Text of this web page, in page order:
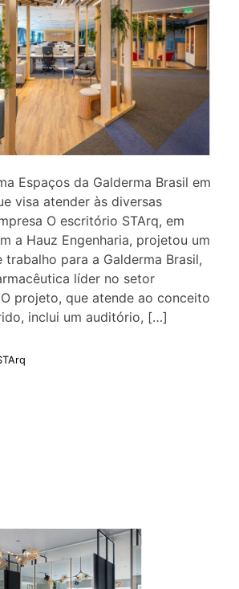
Espaços da Galderma Brasil em
visa atender às diversas
O escritório STArq, em
a Hauz Engenharia, projetou um
trabalho para a Galderma Brasil,
líder no setor
projeto, que atende ao conceito
inclui um auditório, […]